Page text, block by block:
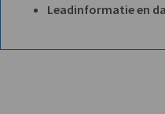
Leadinformatie en